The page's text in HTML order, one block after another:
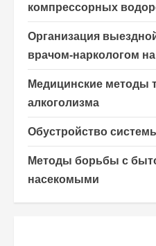
компрессорных
Организация
врачом-наркологом
Медицинские методы
алкоголизма
Обустройство
Методы борьбы с
насекомыми